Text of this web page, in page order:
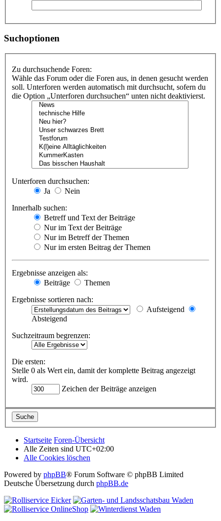
Suchoptionen
Zu durchsuchende Foren:
Wähle das Forum oder die Foren aus, in denen gesucht werden
soll. Unterforen werden automatisch mit durchsucht, sofern du
die Option „Unterforen durchsuchen“ unten nicht deaktivierst.
Unterforen durchsuchen:
Ja
Nein
Innerhalb suchen:
Betreff und Text der Beiträge
Nur im Text der Beiträge
Nur im Betreff der Themen
Nur im ersten Beitrag der Themen
Ergebnisse anzeigen als:
Beiträge
Themen
Ergebnisse sortieren nach:
Aufsteigend
Absteigend
Suchzeitraum begrenzen:
Die ersten:
Stelle 0 als Wert ein, damit der komplette Beitrag angezeigt
wird.
Zeichen der Beiträge anzeigen
Startseite Foren-Übersicht
Alle Zeiten sind UTC+02:00
Alle Cookies löschen
Powered by phpBB® Forum Software © phpBB Limited
Deutsche Übersetzung durch phpBB.de